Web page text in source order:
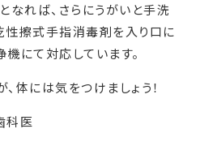
なれば、さらにうがいと手洗
性擦式手指消毒剤を入り口に
にて対応しています。
体には気をつけましょう！
科医